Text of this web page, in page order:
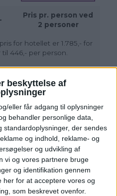
beskyttelse af
eller får adgang til oplysninger
behandler personlige data,
standardoplysninger, der sendes
og indhold, reklame- og
og udvikling af
vi og vores partnere bruge
og identifikation gennem
her for at acceptere vores og
som beskrevet ovenfor.
Pris pr. person ved
2 personer
for hotellet er 1.785,- for
446,- per person.
SEK. (1.358,- DKK)
svarer til 340,- DKK